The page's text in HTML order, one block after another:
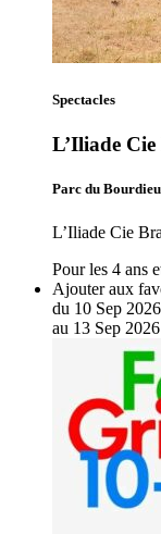
Spectacles
L’Iliade
Parc du Bourdieu
L’Iliade Cie
Pour les 4 ans
Ajouter aux
du 10 Sep 2026
au 13 Sep 2026